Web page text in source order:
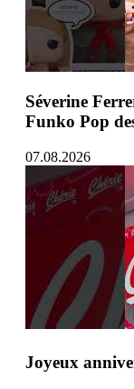
Séverine
Funko Pop
07.08.2026
Joyeux